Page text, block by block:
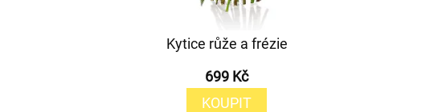
Kytice růže a frézie
699 Kč
KOUPIT